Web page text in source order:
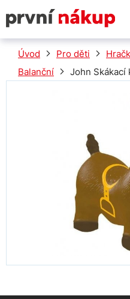
Úvod Pro děti
Balanční
John Skákací